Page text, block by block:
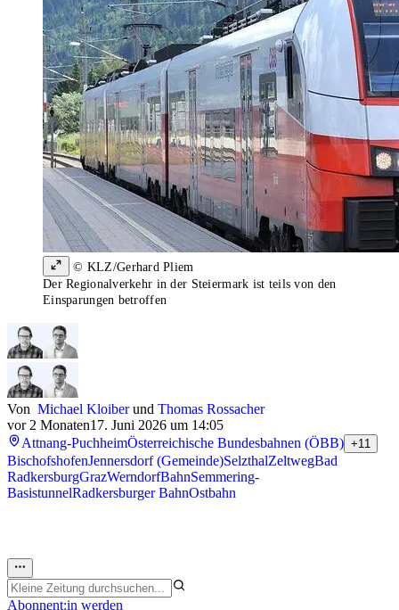
© KLZ/Gerhard Pliem
Der Regionalverkehr in der Steiermark ist teils von den
Einsparungen betroffen
Von Michael Kloiberund Thomas Rossacher
vor 2 Monaten17. Juni 2026 um 14:05
Attnang-PuchheimÖsterreichische Bundesbahnen (ÖBB) +11
BischofshofenJennersdorf (Gemeinde)SelzthalZeltwegBad
RadkersburgGrazWerndorfBahnSemmering-
BasistunnelRadkersburger BahnOstbahn
Abonnent:in werden